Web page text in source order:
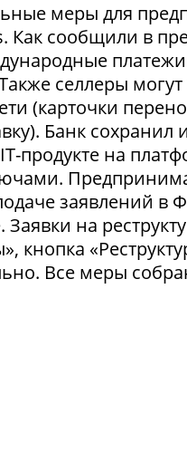
меры для
сообщили в
селлеры
(карточки
Банк
продукте на
заявлений в
на
кнопка
Все меры